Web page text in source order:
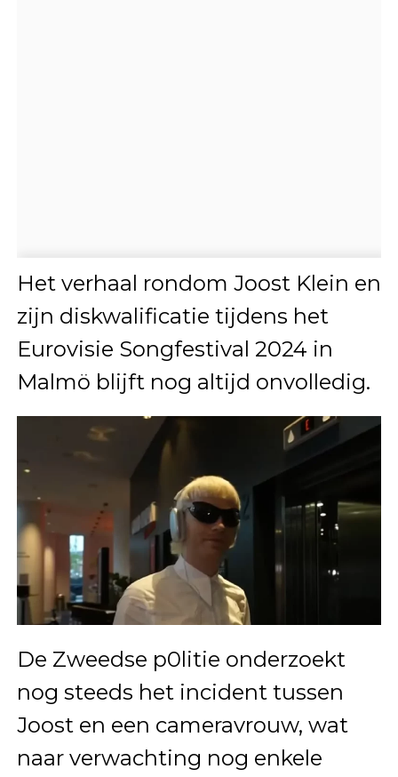
Het verhaal rondom Joost Klein en
zijn diskwalificatie tijdens het
Eurovisie Songfestival 2024 in
Malmö blijft nog altijd onvolledig.
De Zweedse p0litie onderzoekt
nog steeds het incident tussen
Joost en een cameravrouw, wat
naar verwachting nog enkele